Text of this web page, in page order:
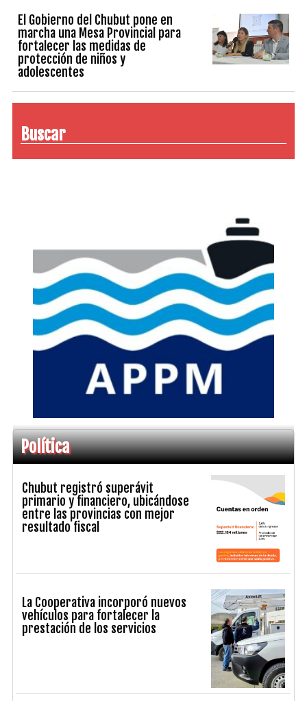
El Gobierno del Chubut pone en
marcha una Mesa Provincial para
fortalecer las medidas de
protección de niños y
adolescentes
Buscar
Política
Chubut registró superávit
primario y financiero, ubicándose
entre las provincias con mejor
resultado fiscal
La Cooperativa incorporó nuevos
vehículos para fortalecer la
prestación de los servicios